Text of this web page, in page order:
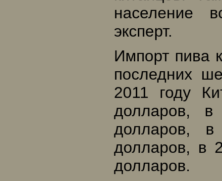
население
эксперт.
Импорт пива
последних
2011 году
долларов,
долларов,
долларов, в
долларов.